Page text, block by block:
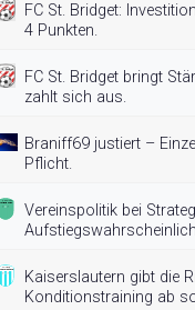
FC St. Bridget:
4 Punkten.
FC St. Bridget bringt
zahlt sich aus.
Braniff69 justiert –
Pflicht.
Vereinspolitik bei
Kaiserslautern gibt die
Konditionstraining ab